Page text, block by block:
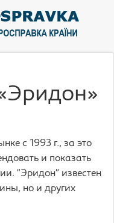
с 1993 г., за это
и показать
“Эридон” известен
но и других